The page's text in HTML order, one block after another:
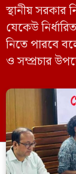
স্থানীয় সরকার
যেকেউ
নিতে পারবে
ও সম্প্রচার
সম্মেলন কক্ষে
এক প্রশ্নের